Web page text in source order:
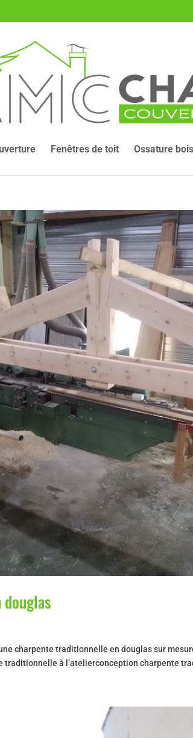
Fenêtres de toit Ossature bois
charpente traditionnelle en douglas sur
traditionnelle à l’atelierconception charpente